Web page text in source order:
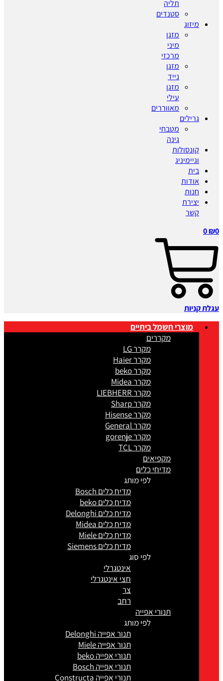
תליה
סטנדים
מיזוג
מזגן
מיני
מרכזי
מזגן
נייד
מזגן
עילי
מאווררים
גרילים
מטבחי
גינה
קונסולות
וגיימיניג
בית
אודות
חנות
יצירת
קשר
₪0
0
עגלת קניות
מוצרי חשמל ביתיים
מקררים
מקרר LG
מקרר Haier
מקרר beko
מקרר Midea
מקרר LIEBHERR
מקרר Sharp
מקרר Hisense
מקרר General
מקרר gorenje
מקרר TCL
מקפיאים
מדיחי כלים
לפי מותג
מדיח כלים Bosch
מדיח כלים beko
מדיח כלים Delonghi
מדיח כלים Midea
מדיח כלים Miele
מדיח כלים Siemens
לפי סוג
אינטגרלי
חצי אינטגרלי
צר
רחב
תנורי אפייה
לפי מותג
תנור אפייה Delonghi
תנור אפייה Miele
תנורי אפייה beko
תנורי אפייה Bosch
תנורי אפייה Constructa